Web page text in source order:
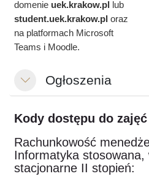
domenie uek.krakow.pl lub
student.uek.krakow.pl oraz
na platformach Microsoft
Teams i Moodle.
СвернутьOgłoszenia
Kody dostępu do
Rachunkowość
Informatyka stosowana,
stacjonarne II stopień: